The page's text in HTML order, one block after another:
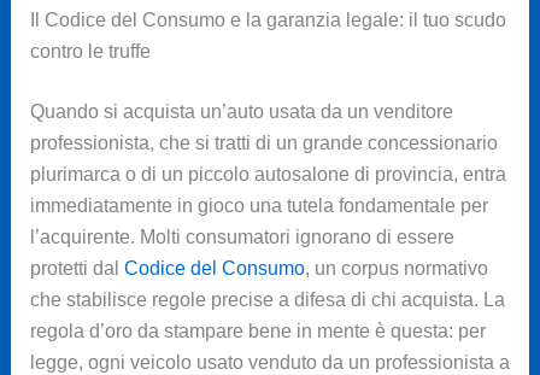
Il Codice del Consumo e la garanzia legale: il tuo scudo
contro le truffe
Quando si acquista un’auto usata da un venditore
professionista, che si tratti di un grande concessionario
plurimarca o di un piccolo autosalone di provincia, entra
immediatamente in gioco una tutela fondamentale per
l’acquirente. Molti consumatori ignorano di essere
protetti dal Codice del Consumo, un corpus normativo
che stabilisce regole precise a difesa di chi acquista. La
regola d’oro da stampare bene in mente è questa: per
legge, ogni veicolo usato venduto da un professionista a